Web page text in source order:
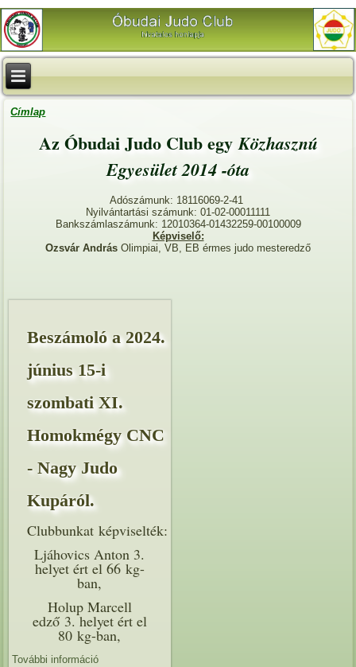
Címlap
Az Óbudai Judo Club egyKözhasznú
Egyesület 2014 -óta
Adószámunk: 18116069-2-41
Nyilvántartási számunk: 01-02-00011111
Bankszámlaszámunk: 12010364-01432259-00100009
Képviselő:
Ozsvár András Olimpiai, VB, EB érmes judo mesteredző
Beszámoló a 2024.
június 15-i
szombati XI.
Homokmégy CNC
- Nagy Judo
Kupáról.
Clubbunkat képviselték:
Ljáhovics Anton 3.
helyet ért el 66 kg-
ban,
Holup Marcell
edző 3. helyet ért el
80 kg-ban,
További információ